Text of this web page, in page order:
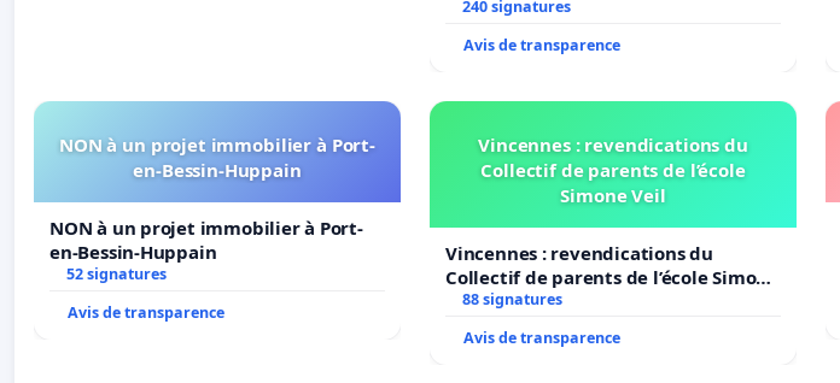
240 signatures
Avis de transparence
NON à un projet immobilier à Port-
en-Bessin-Huppain
NON à un projet immobilier à Port-
en-Bessin-Huppain
52 signatures
Avis de transparence
Vincennes : revendications du
Collectif de parents de l’école
Simone Veil
Vincennes : revendications du
Collectif de parents de l’école Simone
Veil
88 signatures
Avis de transparence